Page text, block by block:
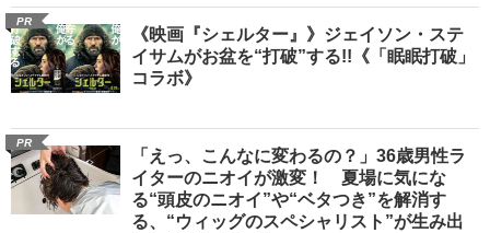
PR
《映画『シェルター』》ジェイソン・ステ
イサムがお盆を“打破”する!!《「眠眠打破」
コラボ》
PR
「えっ、こんなに変わるの？」36歳男性ラ
イターのニオイが激変！ 夏場に気にな
る“頭皮のニオイ”や“ベタつき”を解消す
る、“ウィッグのスペシャリスト”が生み出